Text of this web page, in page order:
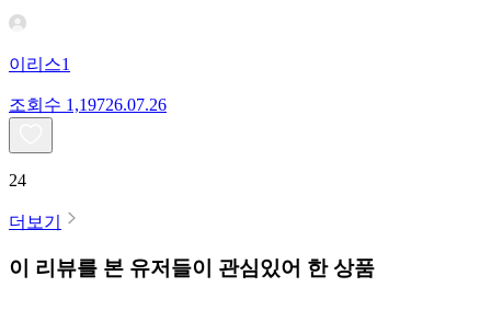
이리스1
조회수 1,19726.07.26
24
더보기
이 리뷰를 본 유저들이 관심있어 한 상품